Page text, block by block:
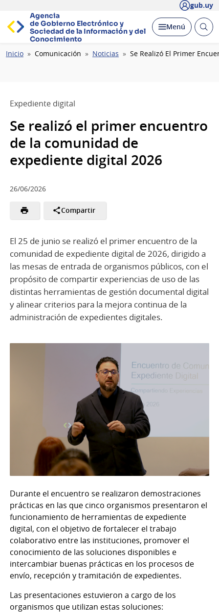
gub.uy
Agencia
de Gobierno Electrónico y
Sociedad de la Información y del
Conocimiento
Desplegar
Menú Abrir
Ruta
Inicio Comunicación Noticias Se Realizó El Primer
Expediente digital
Se realizó el primer encuentro
de la comunidad de
expediente digital 2026
26/06/2026
Compartir
El 25 de junio se realizó el primer encuentro de la
comunidad de expediente digital de 2026, dirigido a
las mesas de entrada de organismos públicos, con el
propósito de compartir experiencias de uso de las
distintas herramientas de gestión documental digital
y alinear criterios para la mejora continua de la
administración de expedientes digitales.
Durante el encuentro se realizaron demostraciones
prácticas en las que cinco organismos presentaron el
funcionamiento de herramientas de expediente
digital, con el objetivo de fortalecer el trabajo
colaborativo entre las instituciones, promover el
conocimiento de las soluciones disponibles e
intercambiar buenas prácticas en los procesos de
envío, recepción y tramitación de expedientes.
Las presentaciones estuvieron a cargo de los
organismos que utilizan estas soluciones: